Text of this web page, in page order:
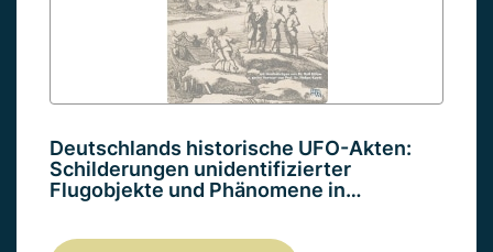
Deutschlands historische UFO-Akten:
Schilderungen unidentifizierter
Flugobjekte und Phänomene in…